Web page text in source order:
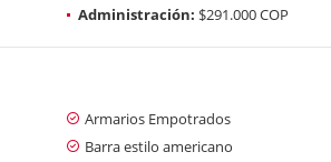
Administración: $291.000 COP
Armarios Empotrados
Barra estilo americano